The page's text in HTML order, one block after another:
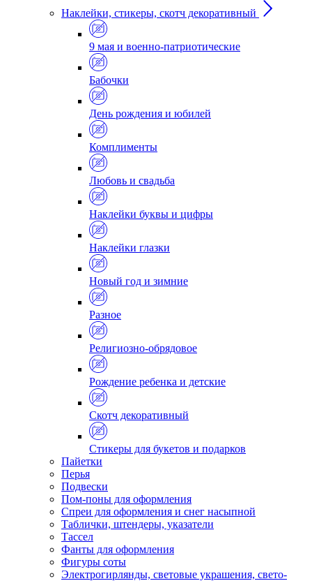
Наклейки, стикеры, скотч декоративный
9 мая и военно-патриотические
Бабочки
День рождения и юбилей
Комплименты
Любовь и свадьба
Наклейки буквы и цифры
Наклейки глазки
Новый год и зимние
Разное
Религиозно-обрядовое
Рождение ребенка и детские
Скотч декоративный
Стикеры для букетов и подарков
Пайетки
Перья
Подвески
Пом-поны для оформления
Спреи для оформления и снег насыпной
Таблички, штендеры, указатели
Тассел
Фанты для оформления
Фигуры соты
Электрогирлянды, световые украшения, свето-